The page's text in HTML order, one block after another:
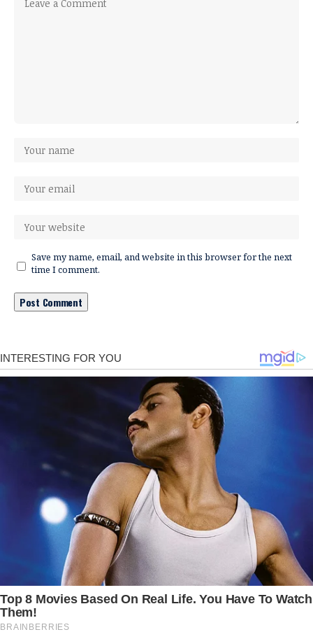
Save my name, email, and website in this browser for the next
time I comment.